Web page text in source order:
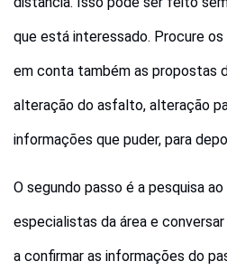
que está interessado. Procure
em conta também as propostas
alteração do asfalto, alteração
informações que puder, para
O segundo passo é a pesquisa
especialistas da área e
a confirmar as informações do